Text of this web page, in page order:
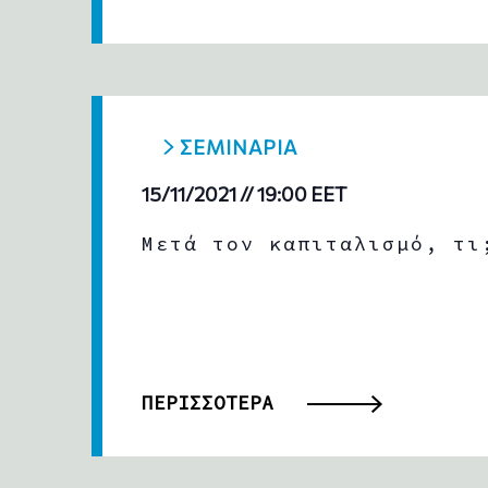
ΣΕΜΙΝΑΡΙΑ
15/11/2021 // 19:00 EET
Μετά τον καπιταλισμό,
ΠΕΡΙΣΣΟΤΕΡΑ